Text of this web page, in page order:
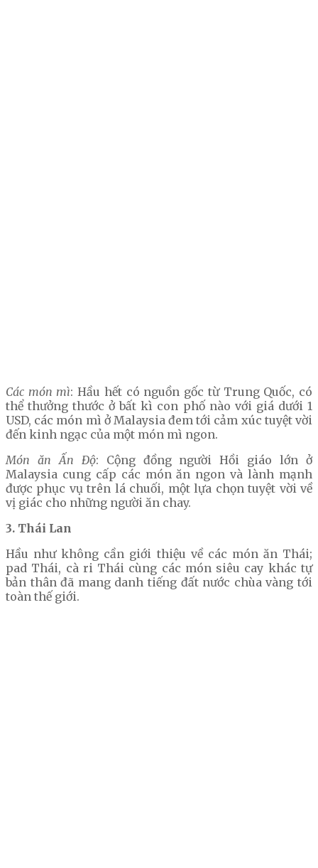
Các món mì: Hầu hết có nguồn gốc từ Trung Quốc, có
thể thưởng thước ở bất kì con phố nào với giá dưới 1
USD, các món mì ở Malaysia đem tới cảm xúc tuyệt vời
đến kinh ngạc của một món mì ngon.
Món ăn Ấn Độ: Cộng đồng người Hồi giáo lớn ở
Malaysia cung cấp các món ăn ngon và lành mạnh
được phục vụ trên lá chuối, một lựa chọn tuyệt vời về
vị giác cho những người ăn chay.
3. Thái Lan
Hầu như không cần giới thiệu về các món ăn Thái;
pad Thái, cà ri Thái cùng các món siêu cay khác tự
bản thân đã mang danh tiếng đất nước chùa vàng tới
toàn thế giới.